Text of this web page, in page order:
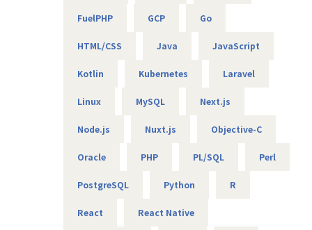
スタンバイ期間は、しっかりJ-collegeにて研修を準備。
して放置しない会社です。
（AIエンジニアコース/IT パスポート試験+基本情報技術者試
1ヵ月半～2ヵ月に1度のペースで営業担当による技術者へ
不満・不安をヒアリングすると同時に、自分が歩んでいき
持に繋げています。
★リーダーによるフォロー
FuelPHP GCP Go
HTML/CSS Java JavaScript
Kotlin Kubernetes Laravel
Linux MySQL Next.js
Node.js Nuxt.js Objective-C
Oracle PHP PL/SQL Perl
PostgreSQL Python R
React React Native